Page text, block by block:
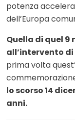
potenza
dell’Europa
Quella di quel
all’intervento
prima volta
lo scorso 14
anni.